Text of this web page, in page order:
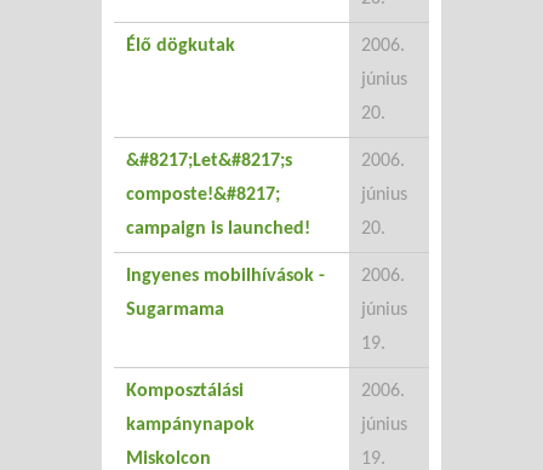
Élő dögkutak
2006.
június
20.
&#8217;Let&#8217;s
composte!&#8217;
campaign is launched!
2006.
június
20.
Ingyenes mobilhívások -
Sugarmama
2006.
június
19.
Komposztálási
kampánynapok
Miskolcon
2006.
június
19.